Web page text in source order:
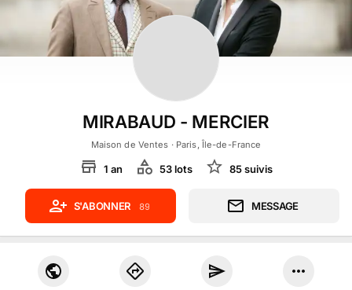
MIRABAUD - MERCIER
Maison de Ventes · Paris, Île-de-France
1 an 53lots 85suivis
S'ABONNER 89 MESSAGE